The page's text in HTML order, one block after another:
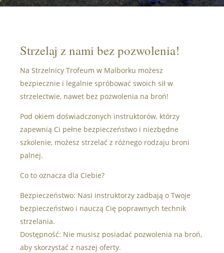
Strzelaj z nami bez pozwolenia!
Na Strzelnicy Trofeum w Malborku możesz
bezpiecznie i legalnie spróbować swoich sił w
strzelectwie, nawet bez pozwolenia na broń!
Pod okiem doświadczonych instruktorów, którzy
zapewnią Ci pełne bezpieczeństwo i niezbędne
szkolenie, możesz strzelać z różnego rodzaju broni
palnej.
Co to oznacza dla Ciebie?
Bezpieczeństwo: Nasi instruktorzy zadbają o Twoje
bezpieczeństwo i nauczą Cię poprawnych technik
strzelania.
Dostępność: Nie musisz posiadać pozwolenia na broń,
aby skorzystać z naszej oferty.